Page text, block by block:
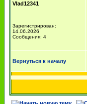
Vlad12341
Зарегистрирован:
14.06.2026
Сообщения: 4
Вернуться к началу